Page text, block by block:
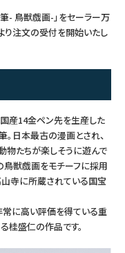
- 鳥獣戯画-」をセーラー万
り注文の受付を開始いたし
産14金ペン先を生産した
日本最古の漫画とされ、
物たちが楽しそうに遊んで
鳥獣戯画をモチーフに採用
山寺に所蔵されている国宝
に高い評価を得ている重
桂盛仁の作品です。